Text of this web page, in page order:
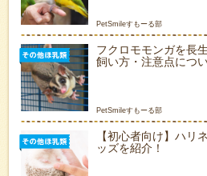
PetSmileすもーる部
フクロモモンガを長
飼い方・注意点につ
PetSmileすもーる部
【初心者向け】ハリ
ッズを紹介！